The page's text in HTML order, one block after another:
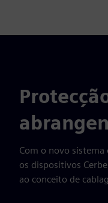
Com o novo sistema
os dispositivos
ao conceito de